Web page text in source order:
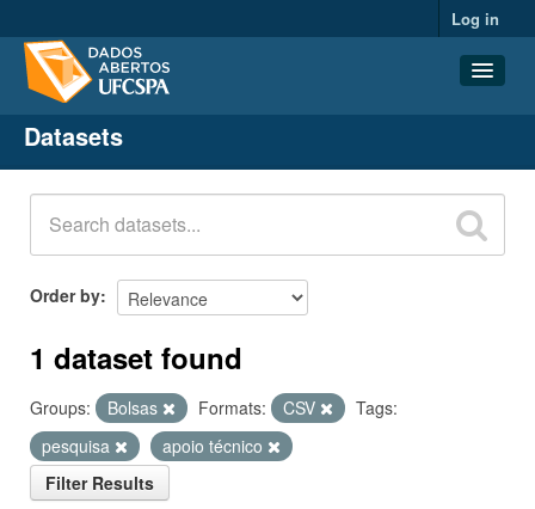
Log in
Datasets
Organizations
Groups
About
Datasets
Order by
1 dataset found
Groups: Bolsas Formats: CSV
Tags:
pesquisa
apoio técnico
Filter Results